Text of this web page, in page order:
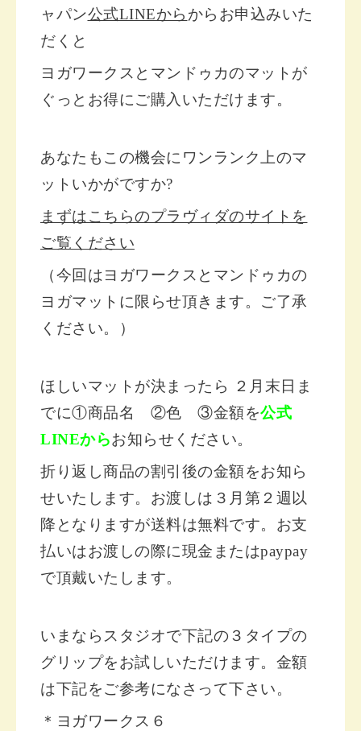
ャパン公式LINEから からお申込みいた
だくと
ヨガワークスとマンドゥカのマットが
ぐっとお得にご購入いただけます。
あなたもこの機会にワンランク上のマ
ットいかがですか?
まずはこちらのプラヴィダのサイトを
ご覧ください
（今回はヨガワークスとマンドゥカの
ヨガマットに限らせ頂きます。ご了承
ください。）
ほしいマットが決まったら ２月末日ま
でに①商品名 ②色 ③金額を公式
LINEからお知らせください。
折り返し商品の割引後の金額をお知ら
せいたします。 お渡しは３月第２週以
降となりますが送料は無料です。お支
払いはお渡しの際に現金またはpaypay
で頂戴いたします。
いまならスタジオで下記の３タイプの
グリップをお試しいただけます。金額
は下記をご参考になさって下さい。
＊ヨガワークス６